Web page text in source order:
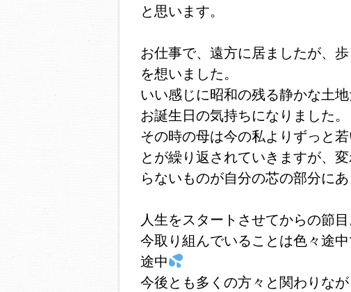
と思います。
お仕事で、遠方に居ましたが、
を想いました。
いい感じに昭和の残る静かな土
お誕生日の気持ちになりました。
その時の母は今の私よりずっと
とが繰り返されていきますが、
らないものが自分の芯の部分にあ
人生をスタートさせてからの節目
今取り組んでいることは色々途
途中
今後とも多くの方々と関わりな